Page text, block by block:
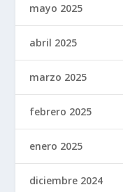
mayo 2025
abril 2025
marzo 2025
febrero 2025
enero 2025
diciembre 2024